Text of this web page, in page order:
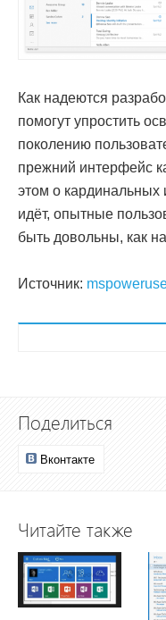
Как надеются
помогут упростить
поколению
прежний интерфейс
этом о кардинальных
идёт, опытные
быть довольны, как
Источник:
Поделиться
Вконтакте
Читайте также